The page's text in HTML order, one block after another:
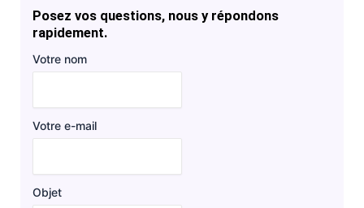
Posez vos questions, nous y répondons
rapidement.
Votre nom
Votre e-mail
Objet